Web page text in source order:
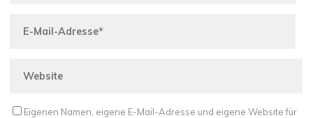
Eigenen Namen, eigene E-Mail-Adresse und eigene Website für